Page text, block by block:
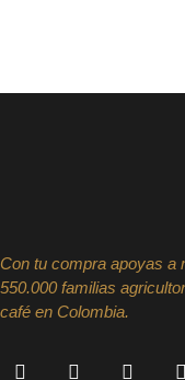
Con tu compra apoyas a
550.000 familias
café en Colombia.